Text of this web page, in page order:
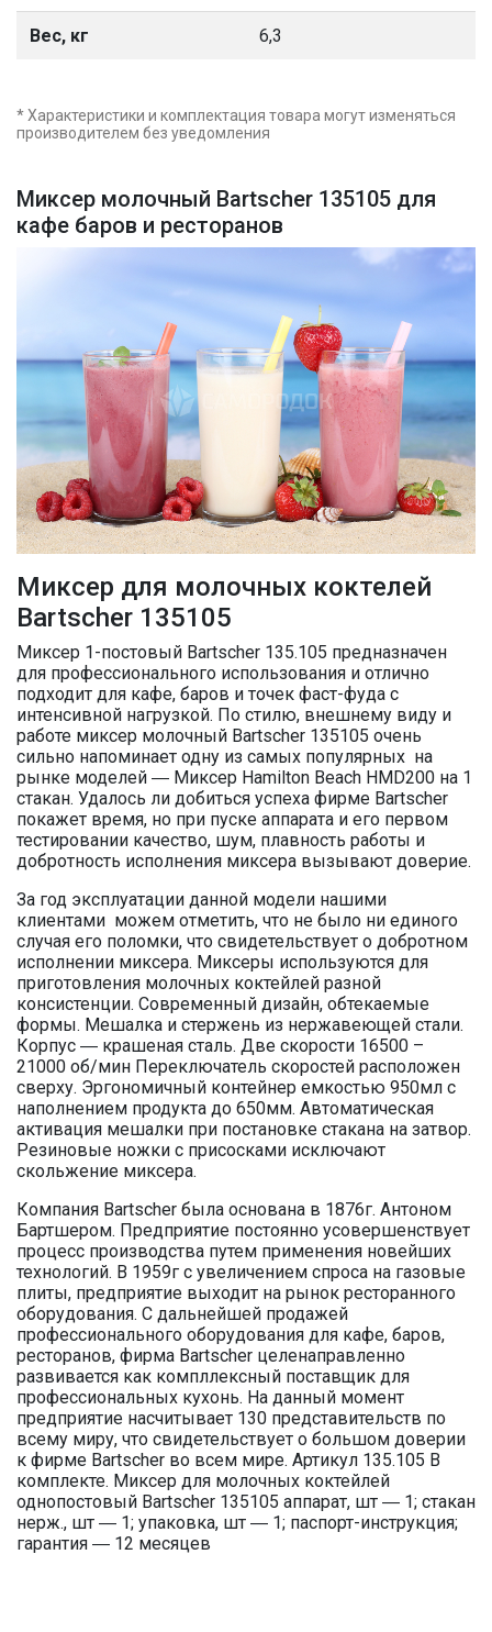
Миксер молочный Bartscher 135105 для
кафе баров и ресторанов
Миксер для молочных коктелей
Bartscher 135105
Миксер 1-постовый Bartscher 135.105 предназначен
для профессионального использования и отлично
подходит для кафе, баров и точек фаст-фуда с
интенсивной нагрузкой. По стилю, внешнему виду и
работе миксер молочный Bartscher 135105 очень
сильно напоминает одну из самых популярных на
рынке моделей ― Миксер Hamilton Beach HMD200 на 1
стакан. Удалось ли добиться успеха фирме Bartscher
покажет время, но при пуске аппарата и его первом
тестировании качество, шум, плавность работы и
добротность исполнения миксера вызывают доверие.
За год эксплуатации данной модели нашими
клиентами можем отметить, что не было ни единого
случая его поломки, что свидетельствует о добротном
исполнении миксера. Миксеры используются для
приготовления молочных коктейлей разной
консистенции. Современный дизайн, обтекаемые
формы. Мешалка и стержень из нержавеющей стали.
Корпус ― крашеная сталь. Две скорости 16500 –
21000 об/мин Переключатель скоростей расположен
сверху. Эргономичный контейнер емкостью 950мл с
наполнением продукта до 650мм. Автоматическая
активация мешалки при постановке стакана на затвор.
Резиновые ножки с присосками исключают
скольжение миксера.
Компания Bartscher была основана в 1876г. Антоном
Бартшером. Предприятие постоянно усовершенствует
процесс производства путем применения новейших
технологий. В 1959г с увеличением спроса на газовые
плиты, предприятие выходит на рынок ресторанного
оборудования. С дальнейшей продажей
профессионального оборудования для кафе, баров,
ресторанов, фирма Bartscher целенаправленно
развивается как компллексный поставщик для
профессиональных кухонь. На данный момент
предприятие насчитывает 130 представительств по
всему миру, что свидетельствует о большом доверии
к фирме Bartscher во всем мире. Артикул 135.105 В
комплекте. Миксер для молочных коктейлей
однопостовый Bartscher 135105 аппарат, шт ― 1; стакан
нерж., шт ― 1; упаковка, шт ― 1; паспорт-инструкция;
гарантия ― 12 месяцев
Вес, кг 6,3
* Характеристики и комплектация товара могут изменяться
производителем без уведомления